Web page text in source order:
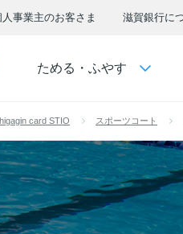
事業主のお客さま 滋賀銀行に
ためる・ふやす
card STIO スポーツコート